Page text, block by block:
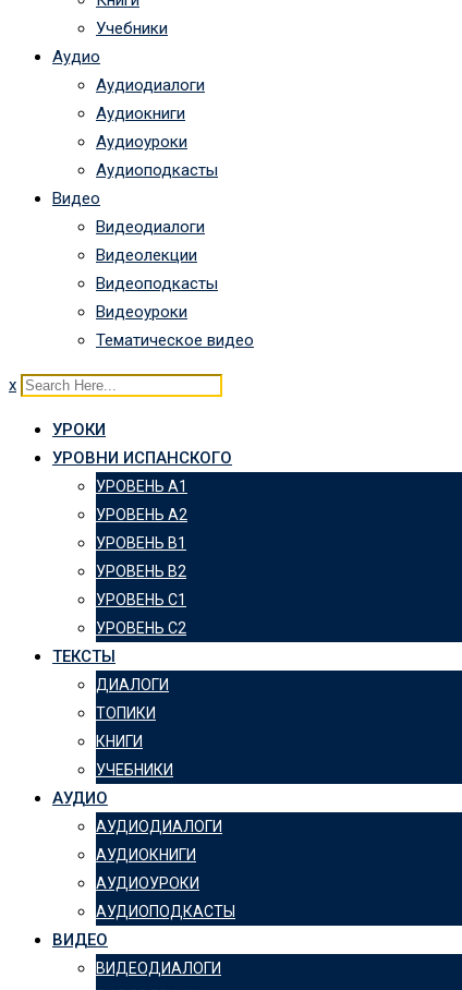
Учебники
Аудио
Аудиодиалоги
Аудиокниги
Аудиоуроки
Аудиоподкасты
Видео
Видеодиалоги
Видеолекции
Видеоподкасты
Видеоуроки
Тематическое видео
x
УРОКИ
УРОВНИ ИСПАНСКОГО
УРОВЕНЬ А1
УРОВЕНЬ А2
УРОВЕНЬ B1
УРОВЕНЬ B2
УРОВЕНЬ C1
УРОВЕНЬ C2
ТЕКСТЫ
ДИАЛОГИ
ТОПИКИ
КНИГИ
УЧЕБНИКИ
АУДИО
АУДИОДИАЛОГИ
АУДИОКНИГИ
АУДИОУРОКИ
АУДИОПОДКАСТЫ
ВИДЕО
ВИДЕОДИАЛОГИ